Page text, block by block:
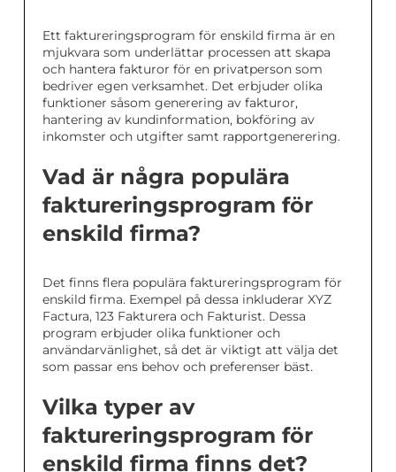
Ett faktureringsprogram för enskild firma är en
mjukvara som underlättar processen att skapa
och hantera fakturor för en privatperson som
bedriver egen verksamhet. Det erbjuder olika
funktioner såsom generering av fakturor,
hantering av kundinformation, bokföring av
inkomster och utgifter samt rapportgenerering.
Vad är några populära
faktureringsprogram för
enskild firma?
Det finns flera populära faktureringsprogram för
enskild firma. Exempel på dessa inkluderar XYZ
Factura, 123 Fakturera och Fakturist. Dessa
program erbjuder olika funktioner och
användarvänlighet, så det är viktigt att välja det
som passar ens behov och preferenser bäst.
Vilka typer av
faktureringsprogram för
enskild firma finns det?